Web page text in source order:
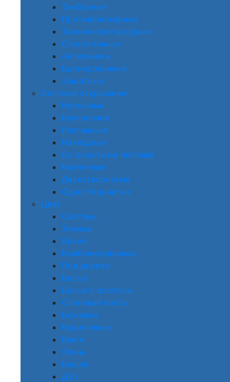
Тамбурные
Противопожарные
Технические входные
Строительные
Антипаника
Бронированные
Защитные
Система открывания
Наружные
Внутренние
Распашные
Накладные
Со скрытыми петлями
Магнитные
Двухстворчатые
Одностворчатые
Цвет
Светлые
Темные
Яркие
Комбинированные
Под дерево
Белые
Белые с золотым
Слоновая кость
Бежевые
Коричневые
Венге
Ясень
Вишня
Дуб